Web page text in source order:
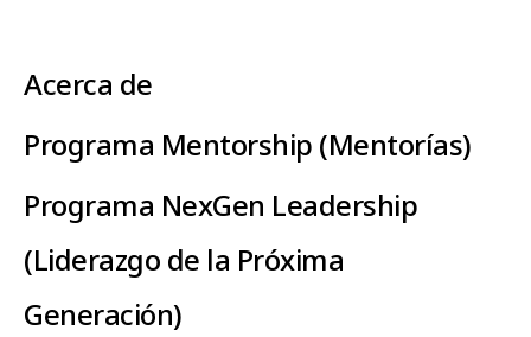
Acerca de
Programa Mentorship (Mentorías)
Programa NexGen Leadership
(Liderazgo de la Próxima
Generación)